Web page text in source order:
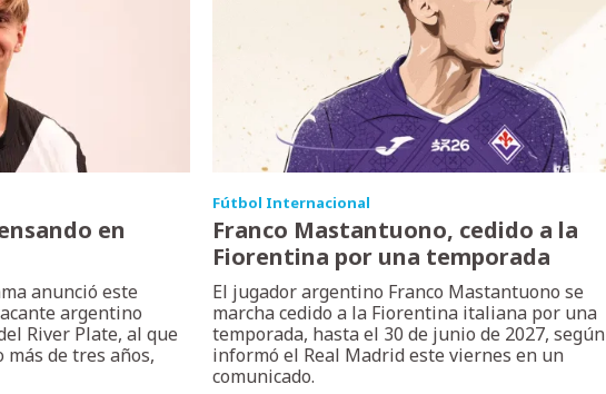
en
anunció este
argentino
River Plate, al que
de tres años,
Fútbol Internacional
Franco Mastantuono, cedido a la
Fiorentina por una temporada
El jugador argentino Franco Mastantuono se
marcha cedido a la Fiorentina italiana por una
temporada, hasta el 30 de junio de 2027, según
informó el Real Madrid este viernes en un
comunicado.